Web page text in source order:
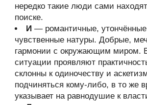
нередко такие люди сами
поиске.
И — романтичные,
чувственные натуры. Добрые,
гармонии с окружающим миром.
ситуации проявляют
склонны к одиночеству и
подчиняться кому-либо, в то же
указывает на равнодушие к